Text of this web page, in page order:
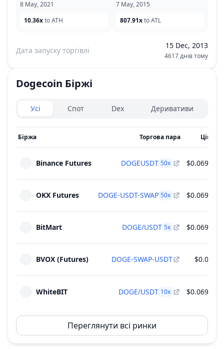
8 May, 2021
10.36xto ATH
7 May, 2015
807.91xto ATL
Дата запуску торгівлі
15 Dec, 2013
4617 днів тому
Dogecoin Біржі
Exchanges type
Усі Спот Dex Деривативи
Біржа Торгова пара Ціна
Binance Futures DOGEUSDT 50x $0.0699
OKX Futures DOGE-USDT-SWAP 50x $0.0699
BitMart DOGE/USDT 5x $0.0699
BVOX (Futures) DOGE-SWAP-USDT $0.07
WhiteBIT DOGE/USDT 10x $0.0698
Переглянути всі ринки